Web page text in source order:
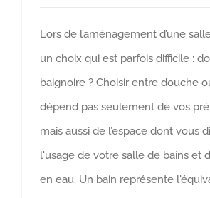
Lors de l’aménagement d’une
un choix qui est parfois difficile :
baignoire ? Choisir entre douche
dépend pas seulement de vos
mais aussi de l’espace dont vous
l'usage de votre salle de bains et
en eau. Un bain représente